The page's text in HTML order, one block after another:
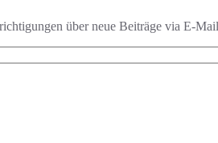
über neue Beiträge via E-